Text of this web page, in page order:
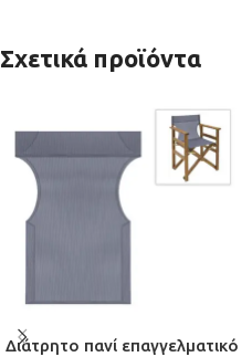
Σχετικά προϊόντα
Διάτρητο πανί επαγγελματικό